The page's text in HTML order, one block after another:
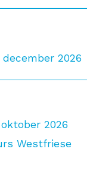
2026
2026
Westfriese